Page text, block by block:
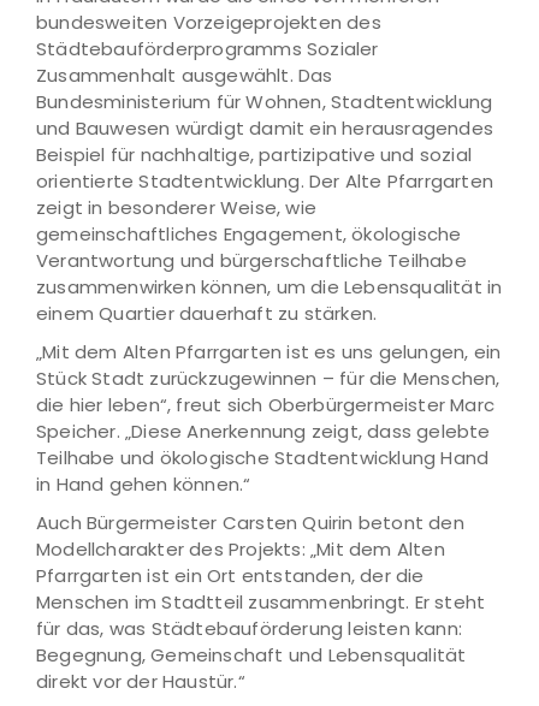
bundesweiten Vorzeigeprojekten des
Städtebauförderprogramms Sozialer
Zusammenhalt ausgewählt. Das
Bundesministerium für Wohnen, Stadtentwicklung
und Bauwesen würdigt damit ein herausragendes
Beispiel für nachhaltige, partizipative und sozial
orientierte Stadtentwicklung. Der Alte Pfarrgarten
zeigt in besonderer Weise, wie
gemeinschaftliches Engagement, ökologische
Verantwortung und bürgerschaftliche Teilhabe
zusammenwirken können, um die Lebensqualität in
einem Quartier dauerhaft zu stärken.
„Mit dem Alten Pfarrgarten ist es uns gelungen, ein
Stück Stadt zurückzugewinnen – für die Menschen,
die hier leben“, freut sich Oberbürgermeister Marc
Speicher. „Diese Anerkennung zeigt, dass gelebte
Teilhabe und ökologische Stadtentwicklung Hand
in Hand gehen können.“
Auch Bürgermeister Carsten Quirin betont den
Modellcharakter des Projekts: „Mit dem Alten
Pfarrgarten ist ein Ort entstanden, der die
Menschen im Stadtteil zusammenbringt. Er steht
für das, was Städtebauförderung leisten kann:
Begegnung, Gemeinschaft und Lebensqualität
direkt vor der Haustür.“